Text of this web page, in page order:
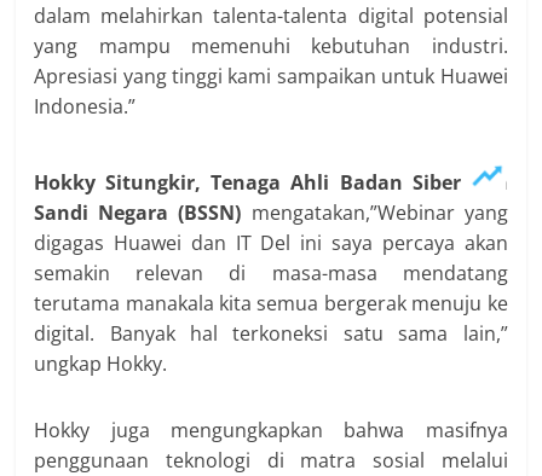
dalam melahirkan talenta-talenta digital potensial
yang mampu memenuhi kebutuhan industri.
Apresiasi yang tinggi kami sampaikan untuk Huawei
Indonesia.”
Hokky Situngkir, Tenaga Ahli Badan Siber dan
Sandi Negara (BSSN) mengatakan,”Webinar yang
digagas Huawei dan IT Del ini saya percaya akan
semakin relevan di masa-masa mendatang
terutama manakala kita semua bergerak menuju ke
digital. Banyak hal terkoneksi satu sama lain,”
ungkap Hokky.
Hokky juga mengungkapkan bahwa masifnya
penggunaan teknologi di matra sosial melalui